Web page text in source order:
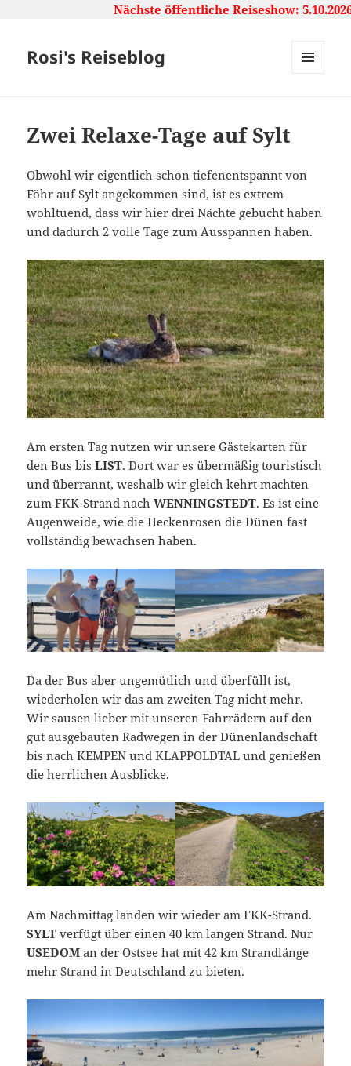
Nächste öffentliche Reiseshow:
Rosi's Reiseblog
Zwei Relaxe-Tage auf Sylt
Obwohl wir eigentlich schon tiefenentspannt von
Föhr auf Sylt angekommen sind, ist es extrem
wohltuend, dass wir hier drei Nächte gebucht haben
und dadurch 2 volle Tage zum Ausspannen haben.
Am ersten Tag nutzen wir unsere Gästekarten für
den Bus bisLIST. Dort war es übermäßig touristisch
und überrannt, weshalb wir gleich kehrt machten
zum FKK-Strand nachWENNINGSTEDT. Es ist eine
Augenweide, wie die Heckenrosen die Dünen fast
vollständig bewachsen haben.
Da der Bus aber ungemütlich und überfüllt ist,
wiederholen wir das am zweiten Tag nicht mehr.
Wir sausen lieber mit unseren Fahrrädern auf den
gut ausgebauten Radwegen in der Dünenlandschaft
bis nach KEMPEN und KLAPPOLDTAL und genießen
die herrlichen Ausblicke.
Am Nachmittag landen wir wieder am FKK-Strand.
SYLTverfügt über einen 40 km langen Strand. Nur
USEDOMan der Ostsee hat mit 42 km Strandlänge
mehr Strand in Deutschland zu bieten.